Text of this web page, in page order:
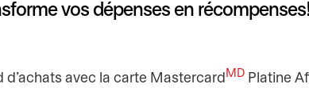
vos dépenses en
d’achats avec la carte Mastercard MD Platine